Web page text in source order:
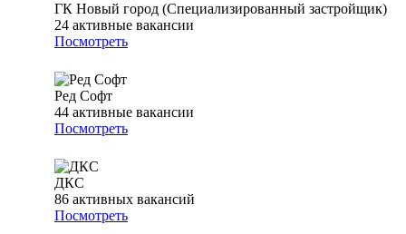
ГК Новый город (Специализированный застройщик)
24 активные вакансии
Посмотреть
Ред Софт
44 активные вакансии
Посмотреть
ДКС
86 активных вакансий
Посмотреть